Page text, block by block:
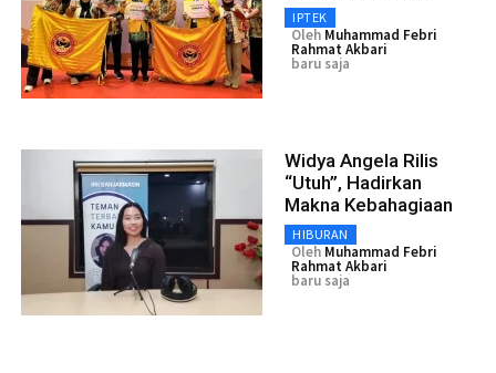
IPTEK
Oleh Muhammad Febri
Rahmat Akbari
baru saja
Widya Angela Rilis
“Utuh”, Hadirkan
Makna Kebahagiaan
HIBURAN
Oleh Muhammad Febri
Rahmat Akbari
baru saja